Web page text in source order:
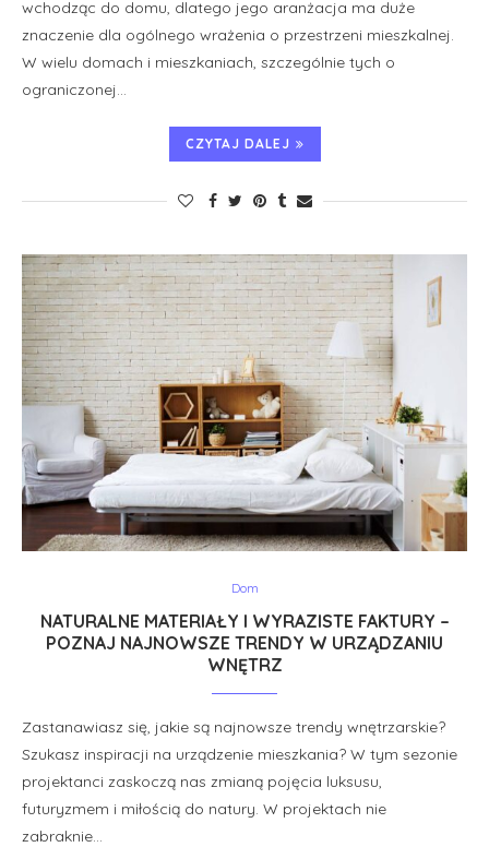
wchodząc do domu, dlatego jego aranżacja ma duże
znaczenie dla ogólnego wrażenia o przestrzeni mieszkalnej.
W wielu domach i mieszkaniach, szczególnie tych o
ograniczonej…
CZYTAJ DALEJ
Dom
NATURALNE MATERIAŁY I WYRAZISTE FAKTURY –
POZNAJ NAJNOWSZE TRENDY W URZĄDZANIU
WNĘTRZ
Zastanawiasz się, jakie są najnowsze trendy wnętrzarskie?
Szukasz inspiracji na urządzenie mieszkania? W tym sezonie
projektanci zaskoczą nas zmianą pojęcia luksusu,
futuryzmem i miłością do natury. W projektach nie
zabraknie…